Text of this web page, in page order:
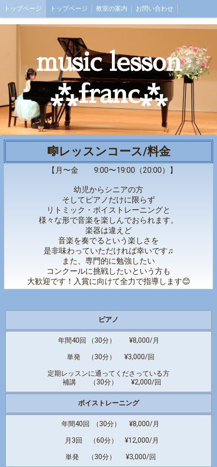
トップページ トップページ 教室の案内 お問い合わせ
music lesson
⁂franc⁂
🎼レッスンコース/料金
【月〜金 9:00〜19:00（20:00）】
幼児からシニアの方
そしてピアノだけに限らず
リトミック・ボイストレーニングと
様々な形で音楽を楽しんでおられます。
楽器は違えど
音楽を奏でるという楽しさを
是非味わっていただければ幸いです♫
また、専門的に勉強したい
コンクールに挑戦したいという方も
大歓迎です！入賞に向けて全力で指導します😊
ピアノ
年間40回 （30分） ¥8,000/月
単発 （30分） ¥3,000/回
定期レッスンに通ってくださっている方
補講 （30分） ¥2,000/回
ボイストレーニング
年間40回 （30分） ¥8,000/月
月3回 （60分） ¥12,000/月
単発 （30分） ¥3,000/回